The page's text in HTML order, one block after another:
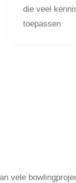
die veel
toepassen
vele